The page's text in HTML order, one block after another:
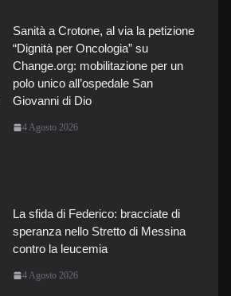
Sanità a Crotone, al via la petizione
“Dignità per Oncologia” su
Change.org: mobilitazione per un
polo unico all’ospedale San
Giovanni di Dio
4 Agosto 2026
La sfida di Federico: bracciate di
speranza nello Stretto di Messina
contro la leucemia
4 Agosto 2026